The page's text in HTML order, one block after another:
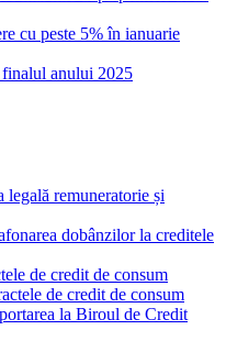
cu peste 5% în ianuarie
anului 2025
remuneratorie și
dobânzilor la creditele
de credit de consum
de credit de consum
la Biroul de Credit